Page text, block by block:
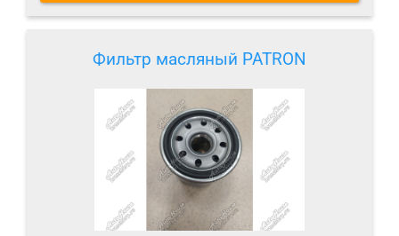
Фильтр масляный PATRON